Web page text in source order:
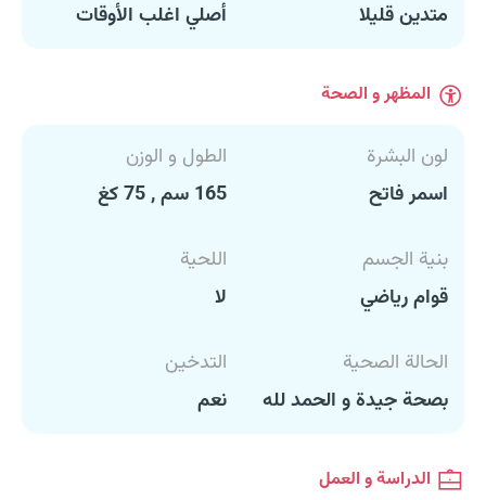
متدين قليلا
أصلي اغلب الأوقات
المظهر و الصحة
لون البشرة
اسمر فاتح
الطول و الوزن
165 سم , 75 كغ
بنية الجسم
قوام رياضي
اللحية
لا
الحالة الصحية
بصحة جيدة و الحمد لله
التدخين
نعم
الدراسة و العمل